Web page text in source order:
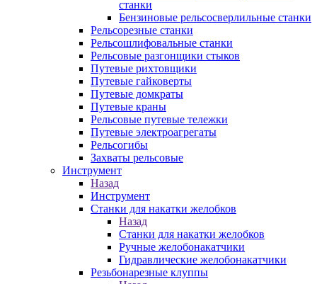
станки
Бензиновые рельсосверлильные станки
Рельсорезные станки
Рельсошлифовальные станки
Рельсовые разгонщики стыков
Путевые рихтовщики
Путевые гайковерты
Путевые домкраты
Путевые краны
Рельсовые путевые тележки
Путевые электроагрегаты
Рельсогибы
Захваты рельсовые
Инструмент
Назад
Инструмент
Станки для накатки желобков
Назад
Станки для накатки желобков
Ручные желобонакатчики
Гидравлические желобонакатчики
Резьбонарезные клуппы